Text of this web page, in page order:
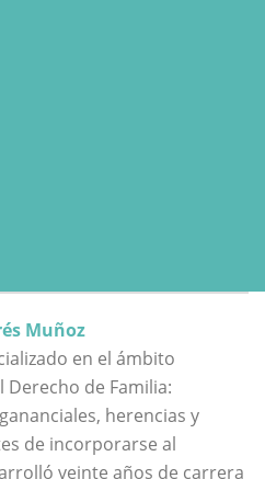
Muñoz
en el ámbito
de Familia:
herencias y
de incorporarse al
veinte años de carrera